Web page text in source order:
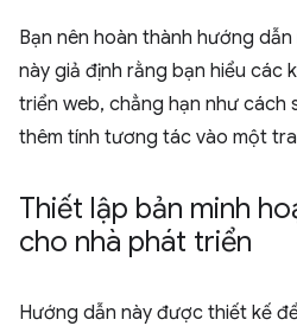
Bạn nên hoàn thành hướng
này giả định rằng bạn hiểu các
triển web, chẳng hạn như cách
thêm tính tương tác vào một
Thiết lập bản minh
cho nhà phát triển
Hướng dẫn này được thiết kế